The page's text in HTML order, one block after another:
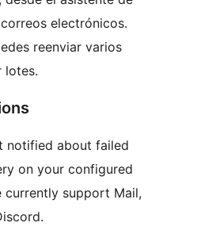
electrónicos.
reenviar varios
lotes.
notified about failed
on your configured
currently support Mail,